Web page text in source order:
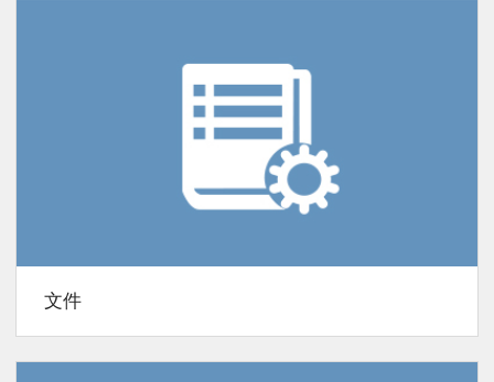
文件